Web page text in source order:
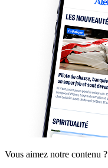
Vous aimez notre contenu ?